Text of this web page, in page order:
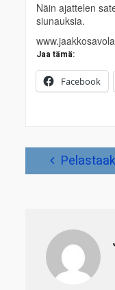
Näin ajattelen
siunauksia.
Jaa tämä:
Facebook
Artikkelien